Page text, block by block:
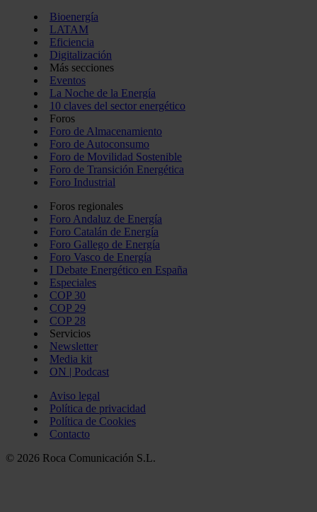
Bioenergía
LATAM
Eficiencia
Digitalización
Más secciones
Eventos
La Noche de la Energía
10 claves del sector energético
Foros
Foro de Almacenamiento
Foro de Autoconsumo
Foro de Movilidad Sostenible
Foro de Transición Energética
Foro Industrial
Foros regionales
Foro Andaluz de Energía
Foro Catalán de Energía
Foro Gallego de Energía
Foro Vasco de Energía
I Debate Energético en España
Especiales
COP 30
COP 29
COP 28
Servicios
Newsletter
Media kit
ON | Podcast
Aviso legal
Política de privacidad
Política de Cookies
Contacto
© 2026 Roca Comunicación S.L.